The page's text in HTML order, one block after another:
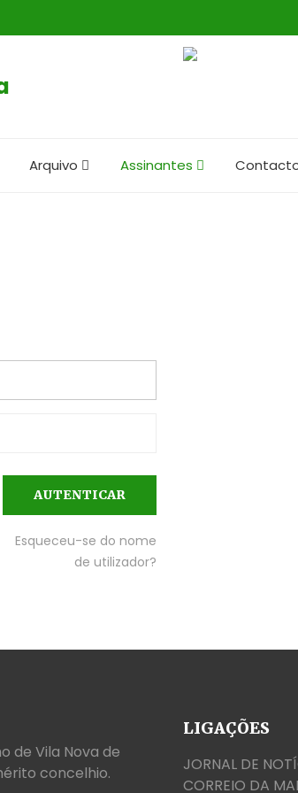
Arquivo Assinantes
AUTENTICAR
Esqueceu-se do nome
de utilizador?
de Vila Nova de
concelhio.
LIGAÇÕES
JORNAL DE
CORREIO DA